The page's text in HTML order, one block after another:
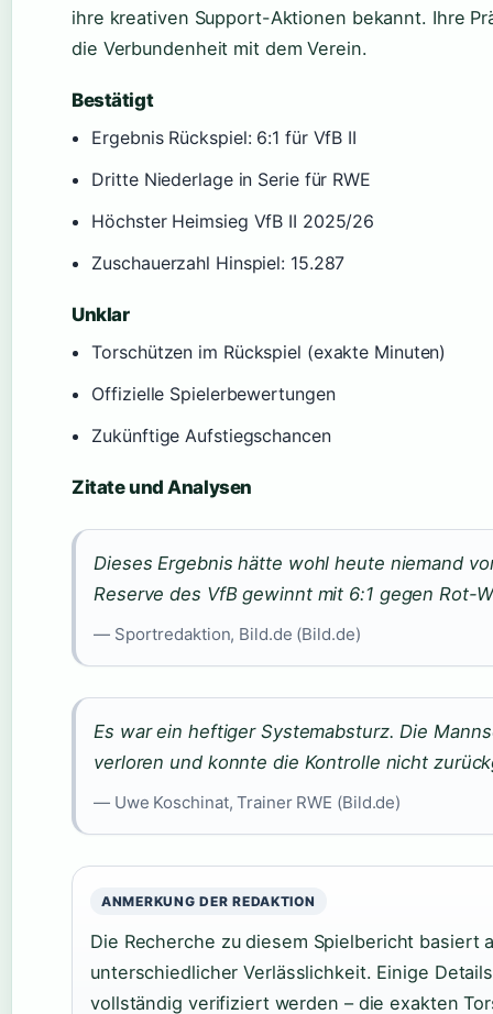
ihre kreativen Support-Aktionen bekannt. Ihre
die Verbundenheit mit dem Verein.
Bestätigt
Ergebnis Rückspiel: 6:1 für VfB II
Dritte Niederlage in Serie für RWE
Höchster Heimsieg VfB II 2025/26
Zuschauerzahl Hinspiel: 15.287
Unklar
Torschützen im Rückspiel (exakte Minuten)
Offizielle Spielerbewertungen
Zukünftige Aufstiegschancen
Zitate und Analysen
Dieses Ergebnis hätte wohl heute niemand
Reserve des VfB gewinnt mit 6:1 gegen Rot-
— Sportredaktion, Bild.de (Bild.de)
Es war ein heftiger Systemabsturz. Die
verloren und konnte die Kontrolle nicht
— Uwe Koschinat, Trainer RWE (Bild.de)
ANMERKUNG DER REDAKTION
Die Recherche zu diesem Spielbericht basiert
unterschiedlicher Verlässlichkeit. Einige
vollständig verifiziert werden – die exakten